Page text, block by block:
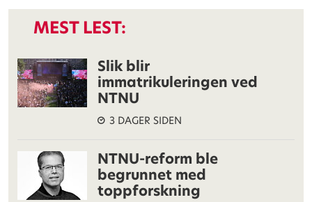
MEST LEST:
Slik blir
immatrikuleringen ved
NTNU
3 DAGER SIDEN
NTNU-reform ble
begrunnet med
toppforskning